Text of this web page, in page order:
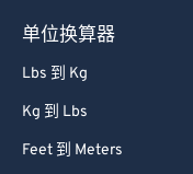
单位换算器
Lbs 到 Kg
Kg 到 Lbs
Feet 到 Meters